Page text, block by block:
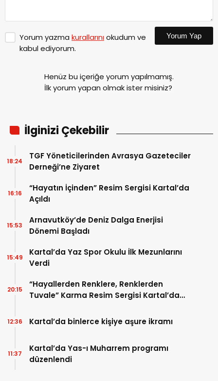
Yorum yazma kurallarınıokudum ve
kabul ediyorum.
Yorum Yap
Henüz bu içeriğe yorum yapılmamış.
İlk yorum yapan olmak ister misiniz?
İlginizi Çekebilir
TGF Yöneticilerinden Avrasya Gazeteciler
Derneği’ne Ziyaret
18:24
“Hayatın İçinden” Resim Sergisi Kartal’da
Açıldı
16:16
Arnavutköy’de Deniz Dalga Enerjisi
Dönemi Başladı
15:53
Kartal’da Yaz Spor Okulu İlk Mezunlarını
Verdi
15:49
“Hayallerden Renklere, Renklerden
Tuvale” Karma Resim Sergisi Kartal’da
20:15
Kartal’da binlerce kişiye aşure ikramı
12:36
Kartal’da Yas-ı Muharrem programı
düzenlendi
11:37